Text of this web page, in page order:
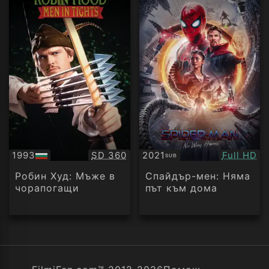
1993
БГ
аудио
Качество:
SD 360
Робин Худ: Мъже в
чорапогащи
2021 SUB
Субтитри Full HD
Спайдър-мен: Няма
път към дома